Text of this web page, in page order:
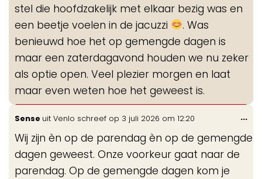
stel die hoofdzakelijk met elkaar bezig was en
een beetje voelen in de jacuzzi
. Was
benieuwd hoe het op gemengde dagen is
maar een zaterdagavond houden we nu zeker
als optie open. Veel plezier morgen en laat
maar even weten hoe het geweest is.
Sense uit Venlo schreef op 3 juli 2026 om 12:20
Wij zijn èn op de parendag èn op de gemengde
dagen geweest. Onze voorkeur gaat naar de
parendag. Op de gemengde dagen kom je
...